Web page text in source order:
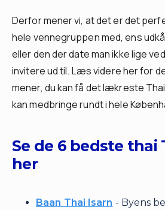
Derfor mener vi, at det er det
hele vennegruppen med, ens
eller den der date man ikke lige
invitere ud til. Læs videre her for
mener, du kan få det lækreste
kan medbringe rundt i hele
Se de 6 bedste thai
her
Baan Thai Isarn - Byens